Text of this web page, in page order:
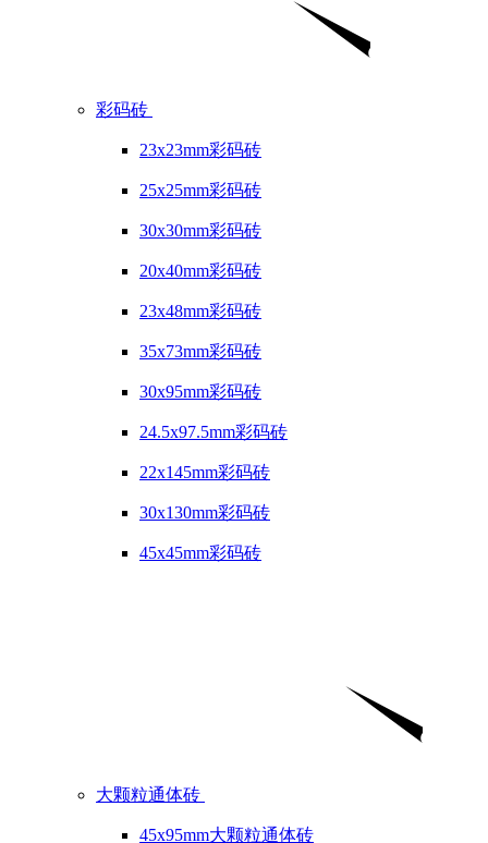
彩码砖
23x23mm彩码砖
25x25mm彩码砖
30x30mm彩码砖
20x40mm彩码砖
23x48mm彩码砖
35x73mm彩码砖
30x95mm彩码砖
24.5x97.5mm彩码砖
22x145mm彩码砖
30x130mm彩码砖
45x45mm彩码砖
大颗粒通体砖
45x95mm大颗粒通体砖